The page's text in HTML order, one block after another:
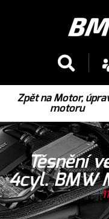
Zpět na Motor,
motoru
Těsnění
4cyl. BMW